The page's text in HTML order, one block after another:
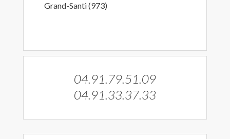
Grand-Santi (973)
04.91.79.51.09
04.91.33.37.33